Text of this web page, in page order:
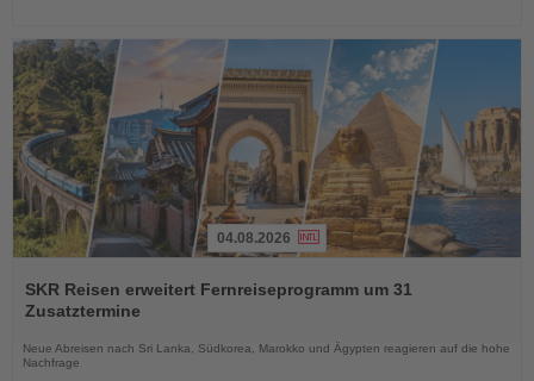
Sie
die
04.08.2026
SKR Reisen erweitert Fernreiseprogramm um 31
Zusatztermine
Neue Abreisen nach Sri Lanka, Südkorea, Marokko und Ägypten reagieren auf die hohe
Nachfrage